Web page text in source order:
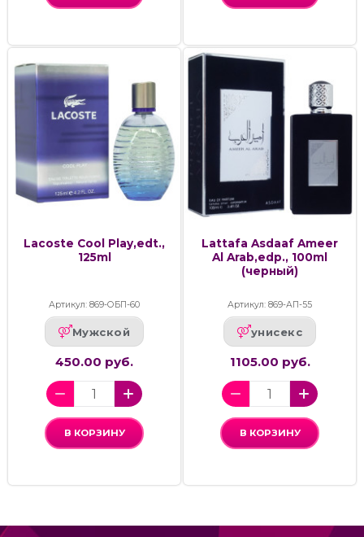
Lacoste Cool Play,edt.,
125ml
Артикул: 869-ОБП-60
Мужской
450.00 руб.
В КОРЗИНУ
Lattafa Asdaaf Ameer
Al Arab,edp., 100ml
(черный)
Артикул: 869-АП-55
унисекс
1105.00 руб.
В КОРЗИНУ